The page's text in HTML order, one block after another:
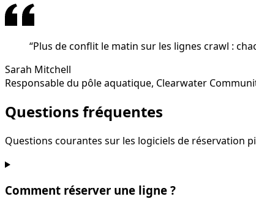
“Plus de conflit le matin sur les lignes crawl :
Sarah Mitchell
Responsable du pôle aquatique, Clearwater
Questions fréquentes
Questions courantes sur les logiciels de réservation
Comment réserver une ligne ?